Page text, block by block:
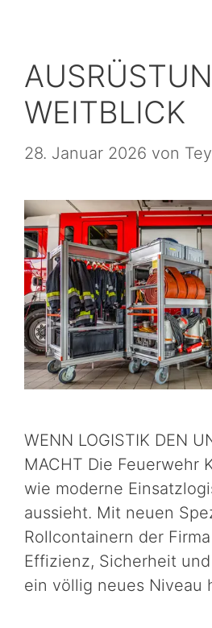
WEITBLICK
28. Januar 2026 von
WENN LOGISTIK DEN
MACHT Die Feuerwehr
wie moderne
aussieht. Mit neuen
Rollcontainern der
Effizienz, Sicherheit
ein völlig neues Niveau